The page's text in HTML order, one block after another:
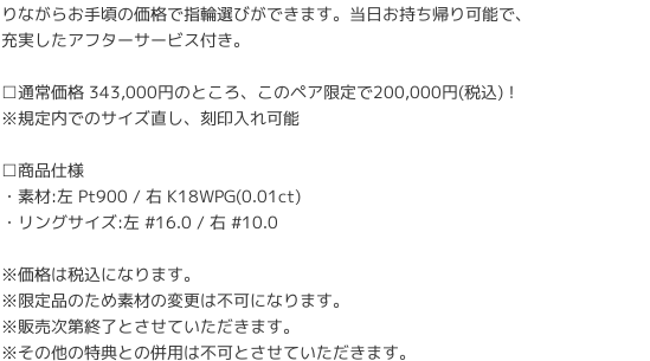
りながらお手頃の価格で指輪選びができます。当日お持ち帰り可能で、
充実したアフターサービス付き。
□通常価格 343,000円のところ、このペア限定で200,000円(税込)！
※規定内でのサイズ直し、刻印入れ可能
□商品仕様
・素材:左 Pt900 / 右 K18WPG(0.01ct)
・リングサイズ:左 #16.0 / 右 #10.0
※価格は税込になります。
※限定品のため素材の変更は不可になります。
※販売次第終了とさせていただきます。
※その他の特典との併用は不可とさせていただきます。